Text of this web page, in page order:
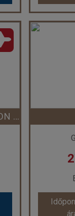
EMERALD BY AZUL COLLECTION ****